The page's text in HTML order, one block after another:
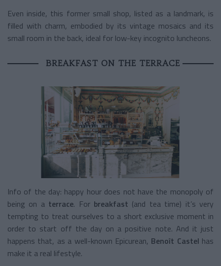
Even inside, this former small shop, listed as a landmark, is
filled with charm, embodied by its vintage mosaics and its
small room in the back, ideal for low-key incognito luncheons.
BREAKFAST ON THE TERRACE
Info of the day: happy hour does not have the monopoly of
being on a terrace. For breakfast (and tea time) it’s very
tempting to treat ourselves to a short exclusive moment in
order to start off the day on a positive note. And it just
happens that, as a well-known Epicurean, Benoît Castel has
make it a real lifestyle.